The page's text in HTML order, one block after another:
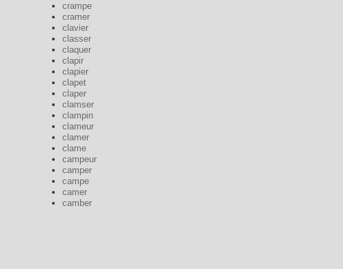
crampe
cramer
clavier
classer
claquer
clapir
clapier
clapet
claper
clamser
clampin
clameur
clamer
clame
campeur
camper
campe
camer
camber